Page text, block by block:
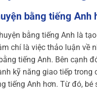
bằng tiếng Anh
bằng tiếng Anh là
chí là việc thảo luận về
tiếng Anh. Bên cạnh
kỹ năng giao tiếp
tiếng Anh hơn. Từ đó,